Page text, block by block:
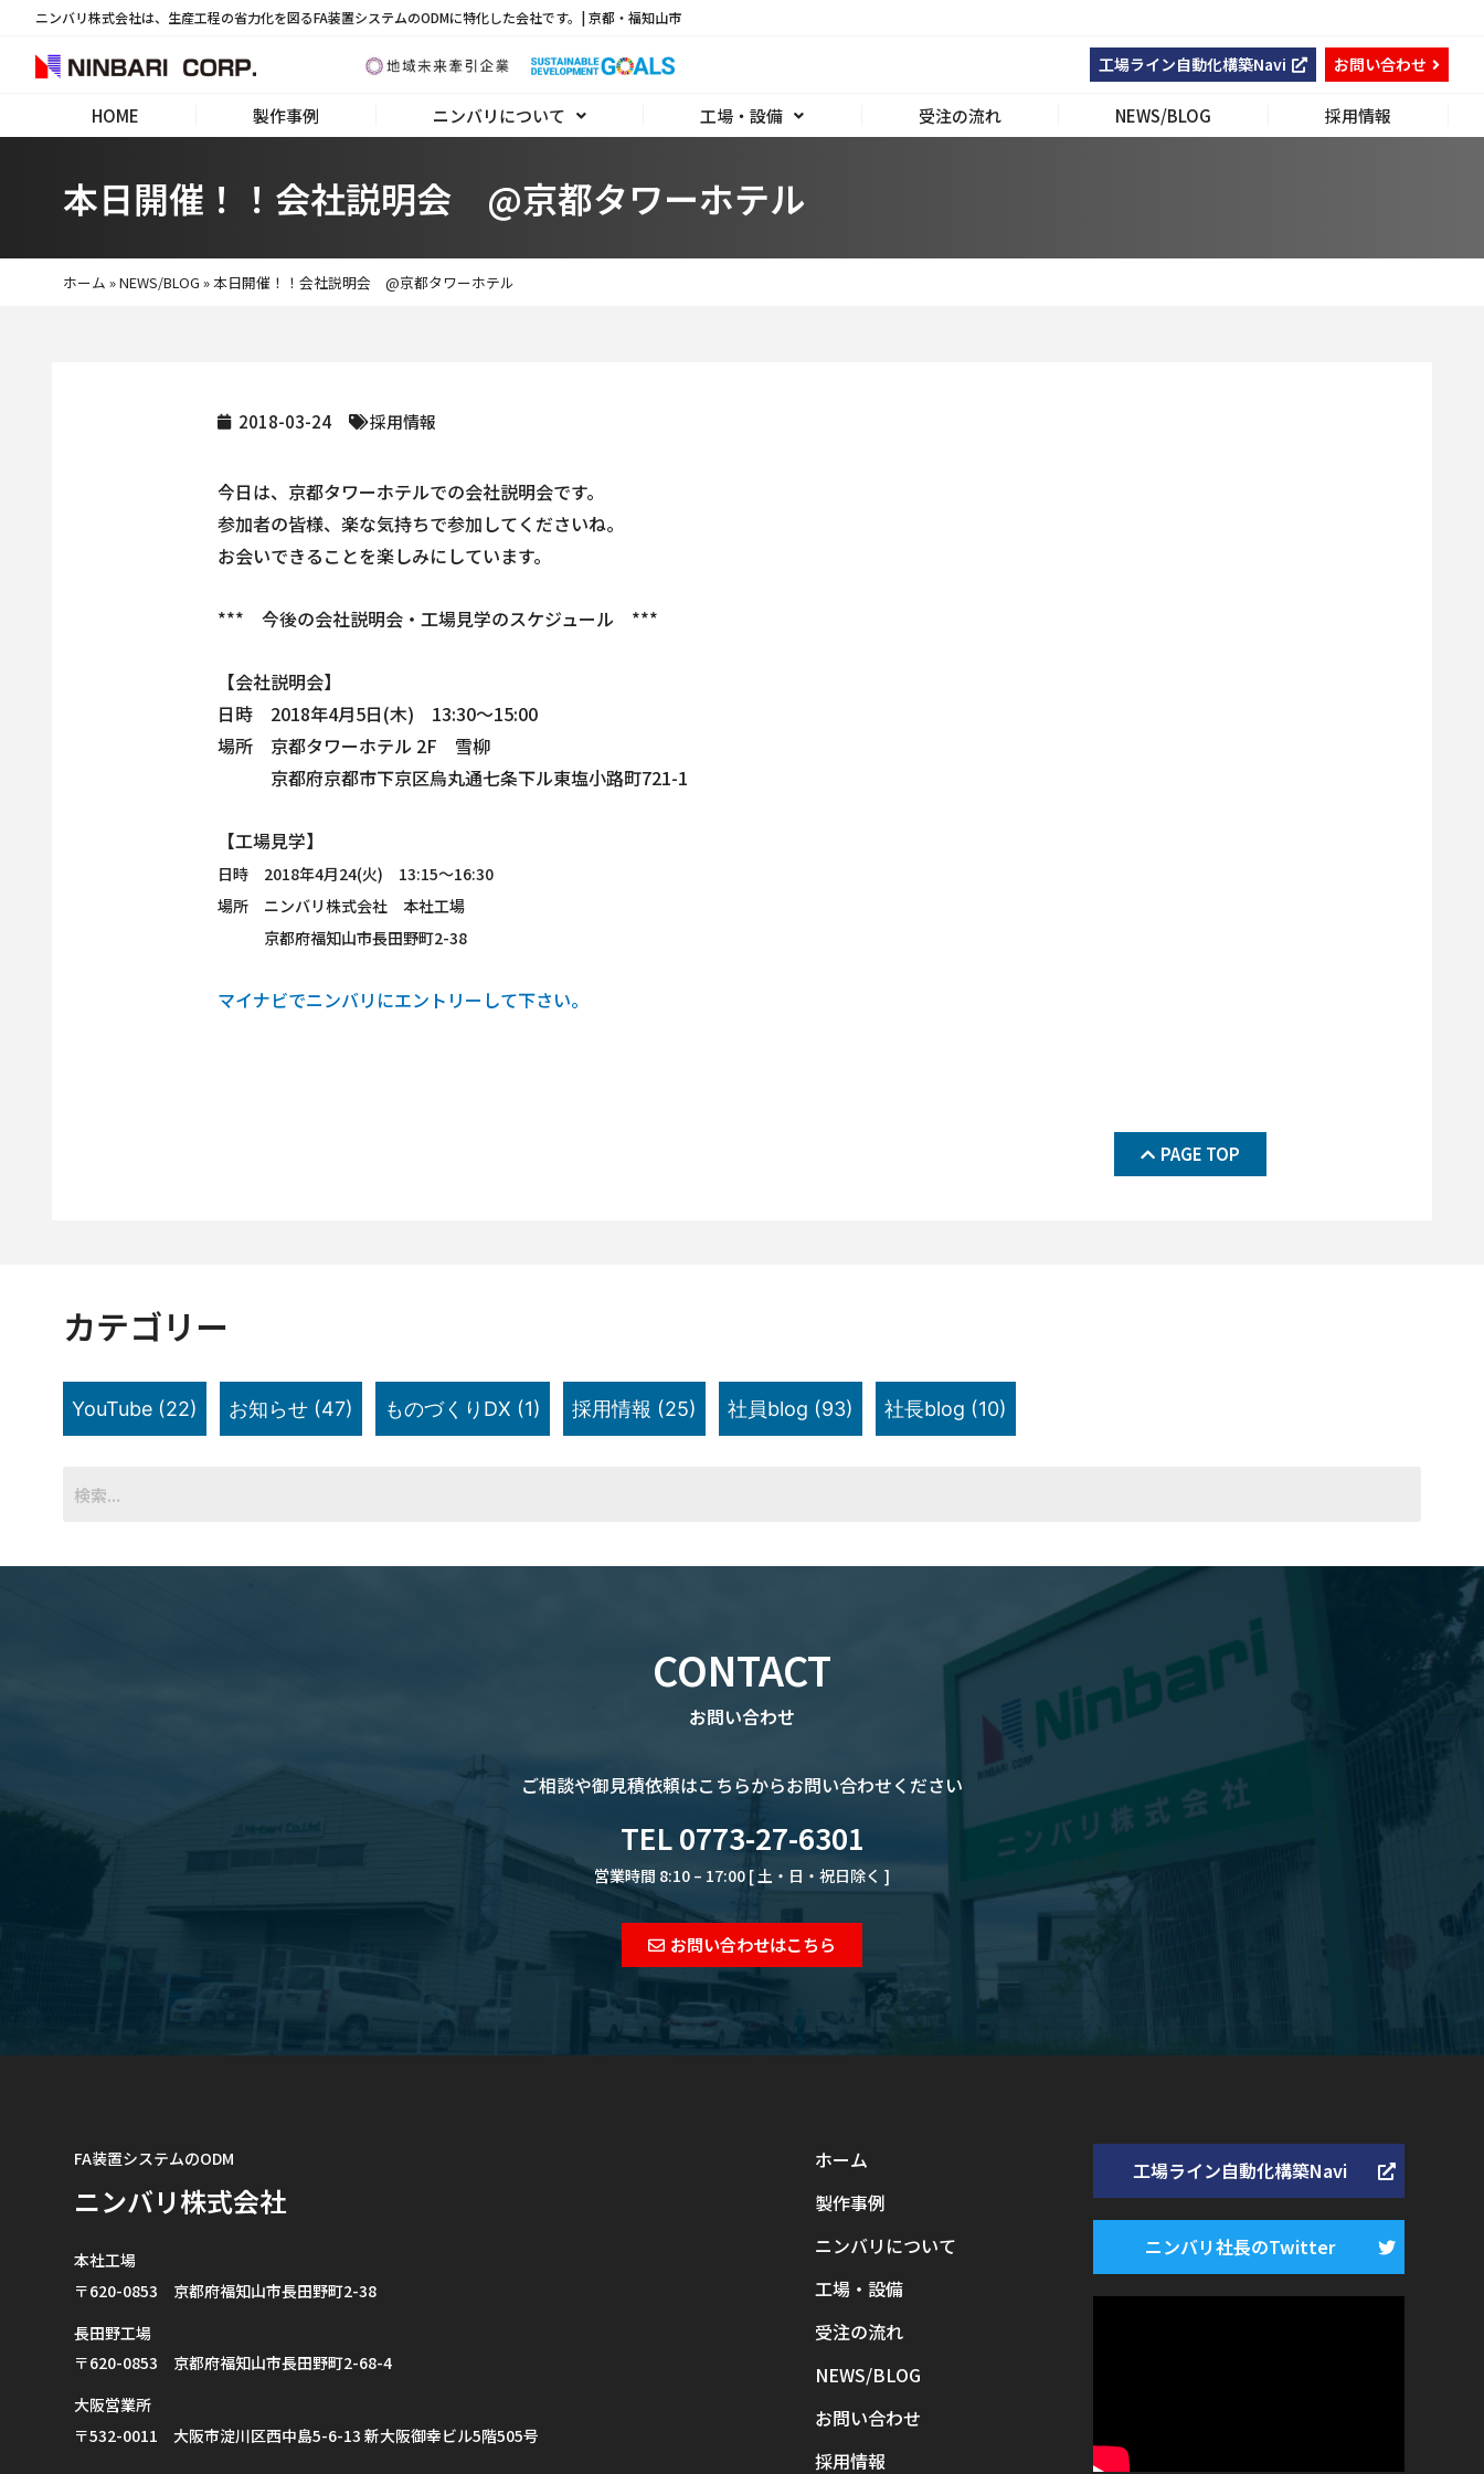
ニンバリ株式会社は、生産工程の省力化を図るFA装置システムのODMに特化した会社です。| 京都・福知山市
工場ライン自動化構築Navi お問い合わせ
HOME 製作事例 ニンバリについて 工場・設備 受注の流れ NEWS/BLOG 採用情報
本日開催！！会社説明会 @京都タワーホテル
ホーム »NEWS/BLOG »本日開催！！会社説明会 @京都タワーホテル
2018-03-24 採用情報
今日は、京都タワーホテルでの会社説明会です。
参加者の皆様、楽な気持ちで参加してくださいね。
お会いできることを楽しみにしています。
*** 今後の会社説明会・工場見学のスケジュール ***
【会社説明会】
日時 2018年4月5日(木) 13:30～15:00
場所 京都タワーホテル 2F 雪柳
京都府京都市下京区烏丸通七条下ル東塩小路町721-1
【工場見学】
日時 2018年4月24(火) 13:15～16:30
場所 ニンバリ株式会社 本社工場
京都府福知山市長田野町2-38
マイナビでニンバリにエントリーして下さい。
PAGE TOP
カテゴリー
YouTube (22) お知らせ (47) ものづくりDX (1) 採用情報 (25) 社員blog (93) 社長blog (10)
CONTACT
お問い合わせ
ご相談や御見積依頼はこちらからお問い合わせください
TEL 0773-27-6301
営業時間 8:10 – 17:00 [ 土・日・祝日除く ]
お問い合わせはこちら
FA装置システムのODM
ニンバリ株式会社
本社工場
〒620-0853 京都府福知山市長田野町2-38
長田野工場
〒620-0853 京都府福知山市長田野町2-68-4
大阪営業所
〒532-0011 大阪市淀川区西中島5-6-13 新大阪御幸ビル5階505号
ホーム
製作事例
ニンバリについて
工場・設備
受注の流れ
NEWS/BLOG
お問い合わせ
採用情報
工場ライン自動化構築Navi
ニンバリ社長のTwitter